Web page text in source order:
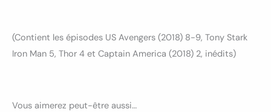
(Contient les épisodes US Avengers (2018) 8-9, Tony Stark
Iron Man 5, Thor 4 et Captain America (2018) 2, inédits)
Vous aimerez peut-être aussi…